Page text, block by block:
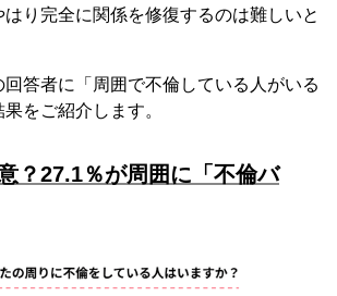
はり完全に関係を修復するのは難しいと
答者に「周囲で不倫している人がいる
をご紹介します。
？27.1％が周囲に「不倫バ